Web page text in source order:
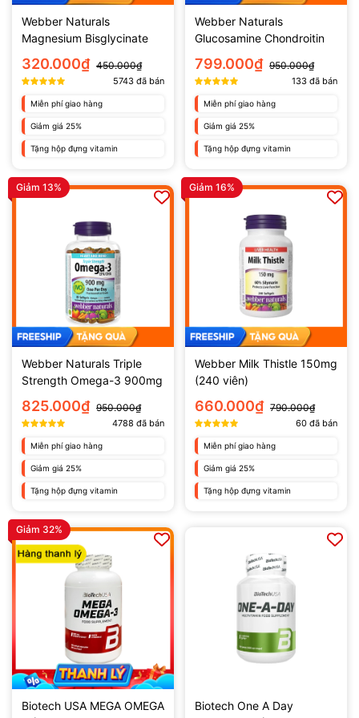
Webber Naturals
Magnesium Bisglycinate
200mg
320.000₫ 450.000₫
5743 đã bán
Miễn phí giao hàng
Giảm giá 25%
Tặng hộp đựng vitamin
Webber Naturals
Glucosamine Chondroitin
MSM (120 viên)
799.000₫ 950.000₫
133 đã bán
Miễn phí giao hàng
Giảm giá 25%
Tặng hộp đựng vitamin
Giảm 13%
Webber Naturals Triple
Strength Omega-3 900mg
825.000₫ 950.000₫
4788 đã bán
Miễn phí giao hàng
Giảm giá 25%
Tặng hộp đựng vitamin
Giảm 16%
Webber Milk Thistle 150mg
(240 viên)
660.000₫ 790.000₫
60 đã bán
Miễn phí giao hàng
Giảm giá 25%
Tặng hộp đựng vitamin
Giảm 32%
Biotech USA MEGA OMEGA
Biotech One A Day